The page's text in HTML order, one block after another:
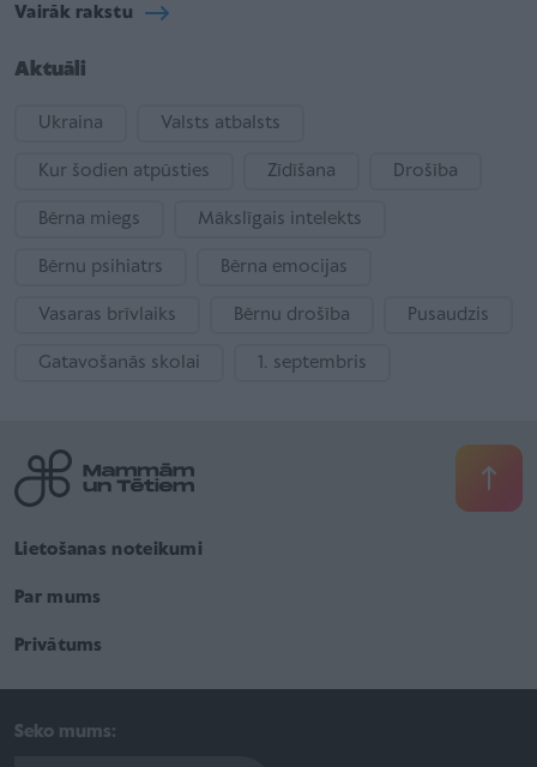
Vairāk rakstu
Aktuāli
Ukraina Valsts atbalsts
Kur šodien atpūsties Zīdīšana Drošība
Bērna miegs Mākslīgais intelekts
Bērnu psihiatrs Bērna emocijas
Vasaras brīvlaiks Bērnu drošība Pusaudzis
Gatavošanās skolai 1. septembris
Lietošanas noteikumi
Par mums
Privātums
Seko mums: